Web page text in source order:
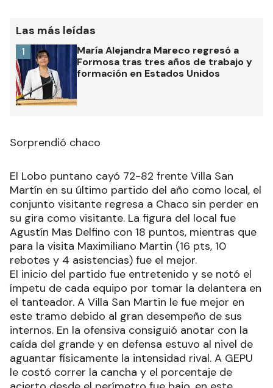
Las más leídas
María Alejandra Mareco regresó a
Formosa tras tres años de trabajo y
formación en Estados Unidos
1
Sorprendió chaco
El Lobo puntano cayó 72-82 frente Villa San
Martín en su último partido del año como local, el
conjunto visitante regresa a Chaco sin perder en
su gira como visitante. La figura del local fue
Agustín Mas Delfino con 18 puntos, mientras que
para la visita Maximiliano Martin (16 pts, 10
rebotes y 4 asistencias) fue el mejor.
El inicio del partido fue entretenido y se notó el
ímpetu de cada equipo por tomar la delantera en
el tanteador. A Villa San Martin le fue mejor en
este tramo debido al gran desempeño de sus
internos. En la ofensiva consiguió anotar con la
caída del grande y en defensa estuvo al nivel de
aguantar físicamente la intensidad rival. A GEPU
le costó correr la cancha y el porcentaje de